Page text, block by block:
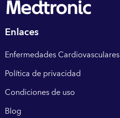
Enlaces
Enfermedades Cardiovasculares
Política de privacidad
Condiciones de uso
Blog